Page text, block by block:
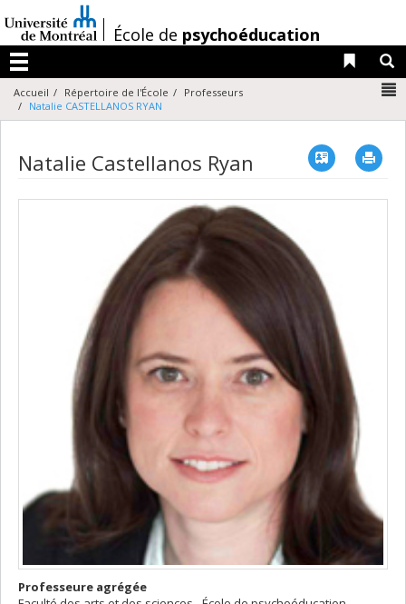
au
contenu
/École de psychoéducation
Menu
Liens
Accueil Répertoire de l'École
Professeurs
Natalie CASTELLANOS RYAN
Natalie Castellanos Ryan Vcard
Professeure agrégée